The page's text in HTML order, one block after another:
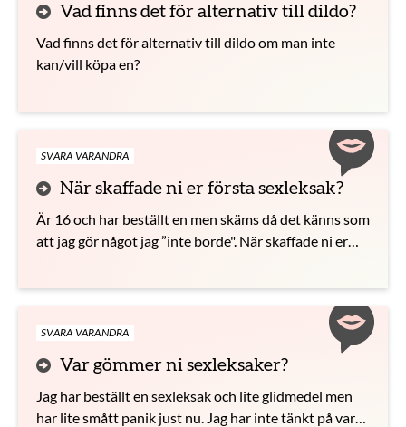
Vad finns det för alternativ till dildo?
Vad finns det för alternativ till dildo om man inte
kan/vill köpa en?
SVARA VARANDRA
När skaffade ni er första sexleksak?
Är 16 och har beställt en men skäms då det känns som
att jag gör något jag ”inte borde". När skaffade ni er
SVARA VARANDRA
Var gömmer ni sexleksaker?
Jag har beställt en sexleksak och lite glidmedel men
har lite smått panik just nu. Jag har inte tänkt på var